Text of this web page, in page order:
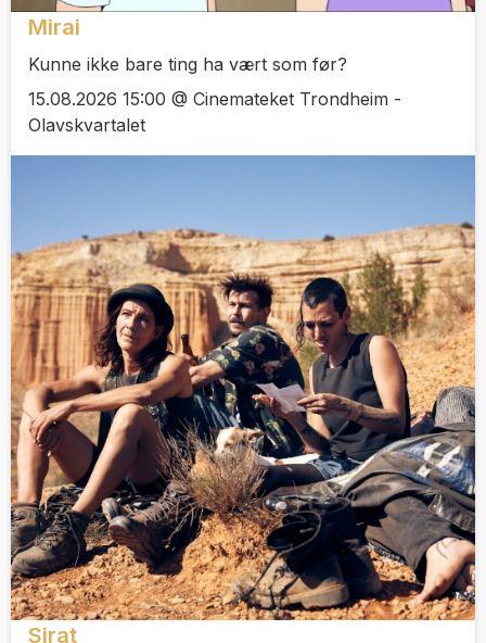
Mirai
Kunne ikke bare ting ha vært som før?
15.08.2026 15:00 @ Cinemateket Trondheim -
Olavskvartalet
Sirat